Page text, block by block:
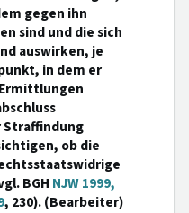
gegen ihn
sind und die sich
auswirken, je
in dem er
Straffindung
ob die
BGH NJW 1999,
, 230). (Bearbeiter)